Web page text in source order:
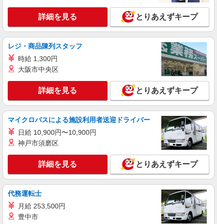
★（東京都）居住支援特別手当対象求人 【介
護福祉士】時給1,600円 ◎週20時間以上勤務（社
保加入者）の場合は時給1,650円 ＊早朝夜間（〜8
時、18時〜）：時給2,000円〜 ＊日曜祝日：時給
1,900円〜 【実務者研修・初任者研修（ヘルパー1
級・2級）】時給1,520円 ◎週20時間以上勤務（社
保加入者）の場合は時給1,570円 ＊早朝夜間（〜8
時、18時〜）：時給1,900円〜 ＊日曜祝日：時給
1,820円〜 ◎身体介助、生活援助が同時給 ◎キャ
ンセル手当：職務時給の60％支給 ※居住支援特別
手当は勤続5年目までの方はさらに時給＋50円（再
入社者は除く）
東京都足立区綾瀬2丁目32-3
キープ 詳細を見る
SOMPOケア 足立 訪問介護/3001ca1
介護スタッフ
【実務者研修】 月給：230,000円 年収例：320
万円〜 【初任者研修】 月給：220,300円 年収例：
305万円〜 ※職務手当、（東京都）居住支援特別
手当、働きがい向上手当、日祝手当（月平均2回
分）等、毎月平均的に支払われる手当を含みま
す。 ◎残業時は別途時間外手当支給（超過1
分〜） ◎居住支援特別手当は勤続5年目までの方
はさらに1万円支給（再入社は除く） ◎賞与 基
本給2.08ヶ月分/年支給
東京都足立区千住中居町33-3 大橋ビル4階
キープ 詳細を見る
詳細を見る とりあえずキープ
レジ・商品陳列スタッフ
時給 1,300円
大阪市中央区
詳細を見る とりあえずキープ
マイクロバスによる施設利用者送迎ドライバー
日給 10,900円〜10,900円
神戸市須磨区
詳細を見る とりあえずキープ
代務運転士
月給 253,500円
豊中市